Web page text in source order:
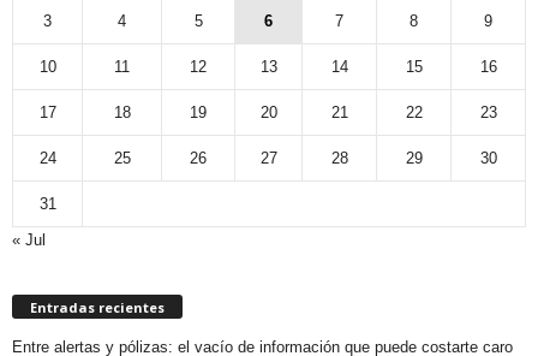
3 4 5 6 7 8 9
10 11 12 13 14 15 16
17 18 19 20 21 22 23
24 25 26 27 28 29 30
31
« Jul
Entradas recientes
Entre alertas y pólizas: el vacío de información que puede costarte caro